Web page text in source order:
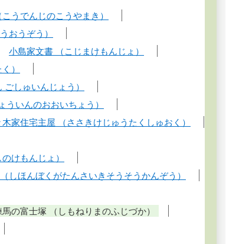
うでんじのこうやまき）
おうぞう）
小島家文書 （こじまけもんじょ）
）
しゅいんじょう）
いんのおおいちょう）
木家住宅主屋 （ささきけじゅうたくしゅおく）
けもんじょ）
ほんぼくがたんさいきそうそうかんぞう）
の富士塚 （しもねりまのふじづか）